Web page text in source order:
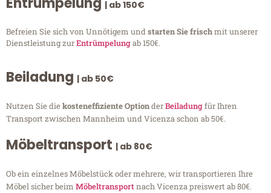
| ab 150€
Befreien Sie sich von Unnötigem undstarten Sie frischmit unserer
Dienstleistung zurEntrümpelungab 150€.
Beiladung | ab 50€
Nutzen Sie diekosteneffiziente OptionderBeiladungfür Ihren
Transport zwischen Mannheim und Vicenza schon ab 50€.
Möbeltransport | ab 80€
Ob ein einzelnes Möbelstück oder mehrere, wir transportieren Ihre
Möbel sicher beim Möbeltransportnach Vicenza preiswert ab 80€.